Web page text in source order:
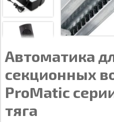
Автоматика
секционных
ProMatic
тяга